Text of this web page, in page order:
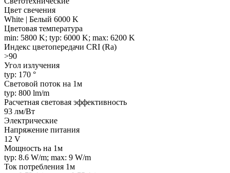
Цвет свечения
White | Белый 6000 K
Цветовая температура
min: 5800 K; typ: 6000 K; max: 6200 K
Индекс цветопередачи CRI (Ra)
>90
Угол излучения
typ: 170 °
Световой поток на 1м
typ: 800 lm/m
Расчетная световая эффективность
93 лм/Вт
Электрические
Напряжение питания
12 V
Мощность на 1м
typ: 8.6 W/m; max: 9 W/m
Ток потребления 1м